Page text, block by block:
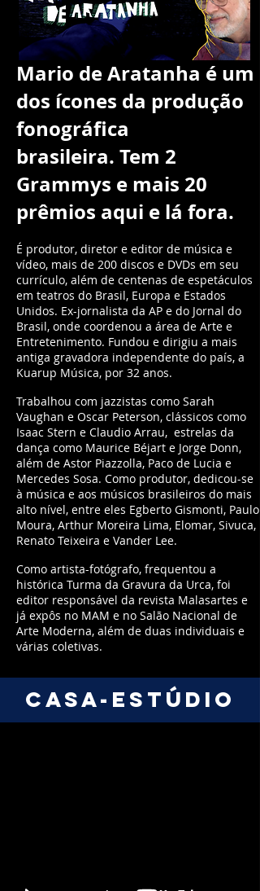
Mario de Aratanha é um
dos ícones da produção
fonográfica
brasileira. Tem 2
Grammys e mais 20
prêmios aqui e lá fora.
É produtor, diretor e editor de música e
vídeo, mais de 200 discos e DVDs em seu
currículo, além de centenas de espetáculos
em teatros do Brasil, Europa e Estados
Unidos. Ex-jornalista da AP e do Jornal do
Brasil, onde coordenou a área de Arte e
Entretenimento. Fundou e dirigiu a mais
antiga gravadora independente do país, a
Kuarup Música, por 32 anos.
Trabalhou com jazzistas como Sarah
Vaughan e Oscar Peterson, clássicos como
Isaac Stern e Claudio Arrau, estrelas da
dança como Maurice Béjart e Jorge Donn,
além de Astor Piazzolla, Paco de Lucia e
Mercedes Sosa. Como produtor, dedicou-se
à música e aos músicos brasileiros do mais
alto nível, entre eles Egberto Gismonti, Paulo
Moura, Arthur Moreira Lima, Elomar, Sivuca,
Renato Teixeira e Vander Lee.
Como artista-fotógrafo, frequentou a
histórica Turma da Gravura da Urca, foi
editor responsável da revista Malasartes e
já expôs no MAM e no Salão Nacional de
Arte Moderna, além de duas individuais e
várias coletivas.
CASA-ESTÚDIO